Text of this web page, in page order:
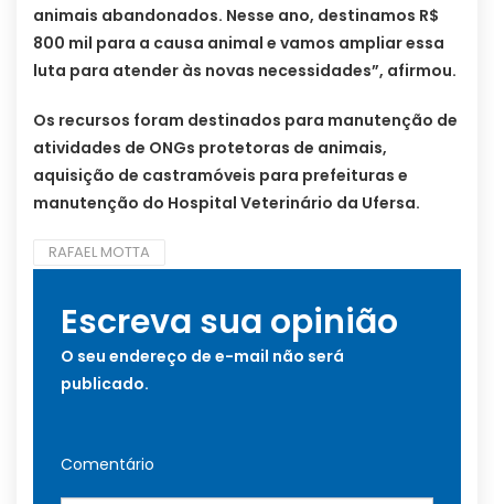
animais abandonados. Nesse ano, destinamos R$
800 mil para a causa animal e vamos ampliar essa
luta para atender às novas necessidades”, afirmou.
Os recursos foram destinados para manutenção de
atividades de ONGs protetoras de animais,
aquisição de castramóveis para prefeituras e
manutenção do Hospital Veterinário da Ufersa.
RAFAEL MOTTA
Escreva sua opinião
O seu endereço de e-mail não será
publicado.
Comentário